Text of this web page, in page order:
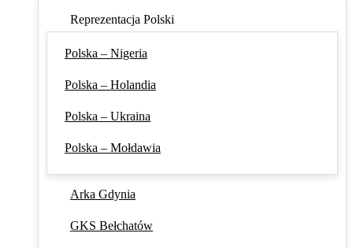
Reprezentacja Polski
Polska – Nigeria
Polska – Holandia
Polska – Ukraina
Polska – Mołdawia
Arka Gdynia
GKS Bełchatów